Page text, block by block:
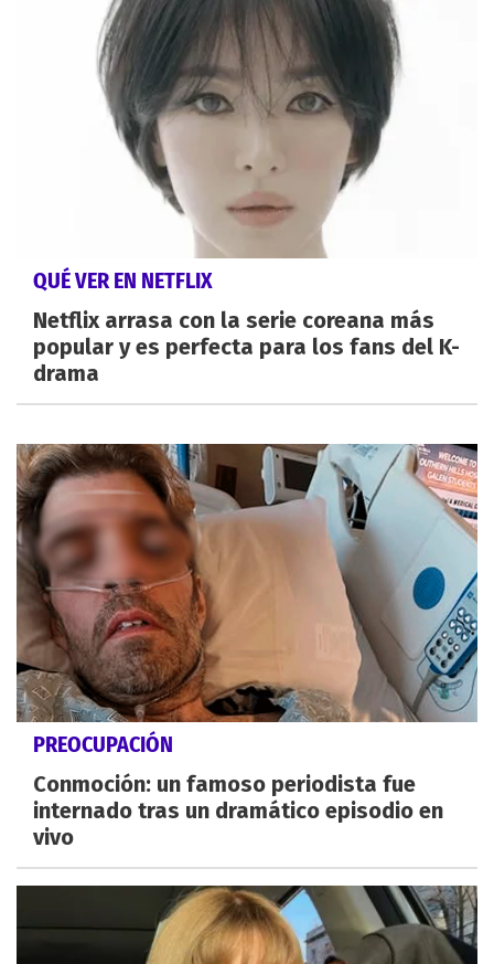
QUÉ VER EN NETFLIX
Netflix arrasa con la serie coreana más
popular y es perfecta para los fans del K-
drama
PREOCUPACIÓN
Conmoción: un famoso periodista fue
internado tras un dramático episodio en
vivo